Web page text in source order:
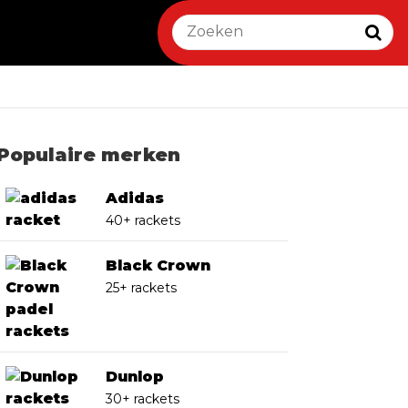
merken
Adidas
40+ rackets
Black Crown
25+ rackets
Dunlop
30+ rackets